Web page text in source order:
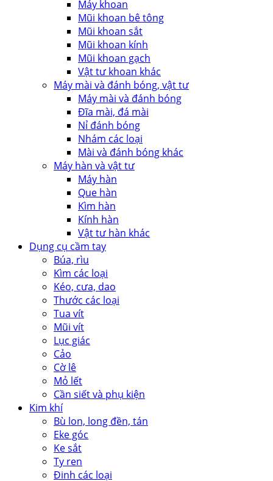
Máy khoan
Mũi khoan bê tông
Mũi khoan sắt
Mũi khoan kính
Mũi khoan gạch
Vật tư khoan khác
Máy mài và đánh bóng, vật tư
Máy mài và đánh bóng
Đĩa mài, đá mài
Nỉ đánh bóng
Nhám các loại
Mài và đánh bóng khác
Máy hàn và vật tư
Máy hàn
Que hàn
Kìm hàn
Kính hàn
Vật tư hàn khác
Dụng cụ cầm tay
Búa, rìu
Kìm các loại
Kéo, cưa, dao
Thước các loại
Tua vít
Mũi vít
Lục giác
Cảo
Cờ lê
Mỏ lết
Cần siết và phụ kiện
Kim khí
Bù lon, long đền, tán
Eke góc
Ke sắt
Ty ren
Đinh các loại